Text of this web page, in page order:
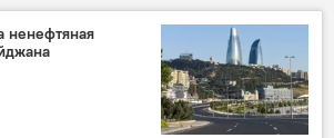
Политика
ненефтяная